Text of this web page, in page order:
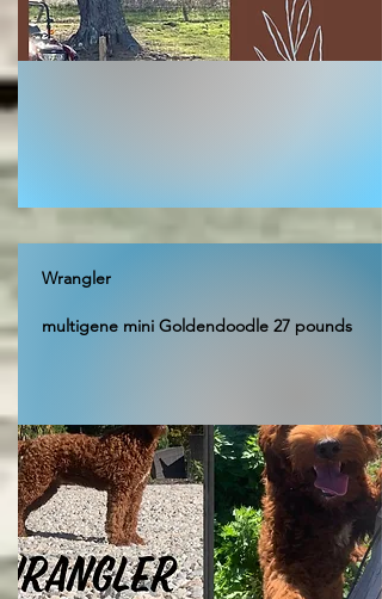
Wrangler
multigene mini Goldendoodle 27 pounds